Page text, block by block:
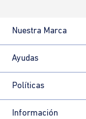
Nuestra Marca
Ayudas
Políticas
Información